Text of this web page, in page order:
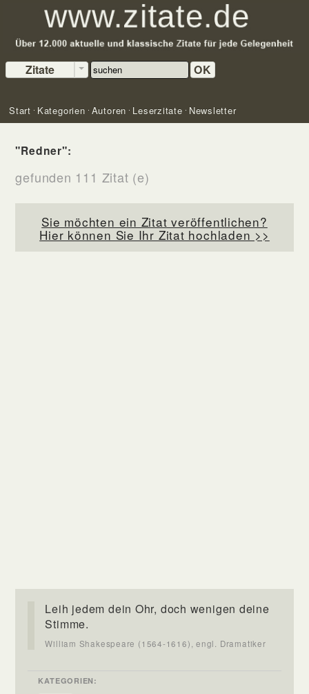
Zitate OK
Start Kategorien Autoren Leserzitate Newsletter
"Redner":
gefunden 111 Zitat (e)
Sie möchten ein Zitat veröffentlichen?
Hier können Sie Ihr Zitat hochladen >>
Leih jedem dein Ohr, doch wenigen deine
Stimme.
William Shakespeare (1564-1616), engl. Dramatiker
KATEGORIEN: